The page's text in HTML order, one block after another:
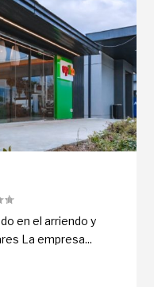
en el arriendo y
La empresa...